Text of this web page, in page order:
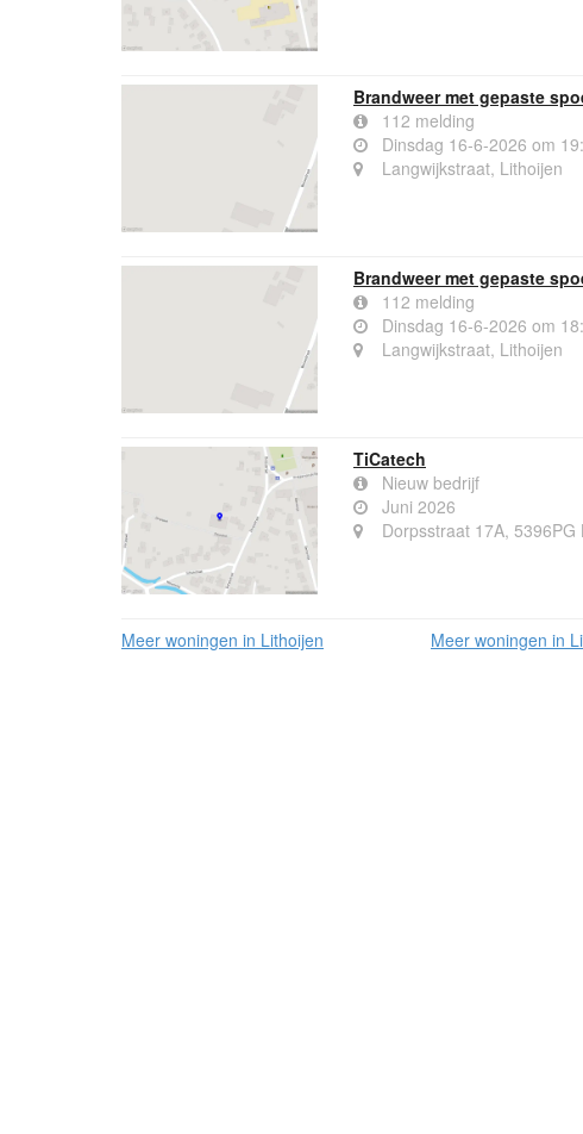
Brandweer met gepaste
112 melding
Dinsdag 16-6-2026 om
Langwijkstraat, Lithoijen
Brandweer met gepaste
112 melding
Dinsdag 16-6-2026 om
Langwijkstraat, Lithoijen
TiCatech
Nieuw bedrijf
Juni 2026
Dorpsstraat 17A, 5396PG
Meer woningen in Lithoijen Meer woningen in